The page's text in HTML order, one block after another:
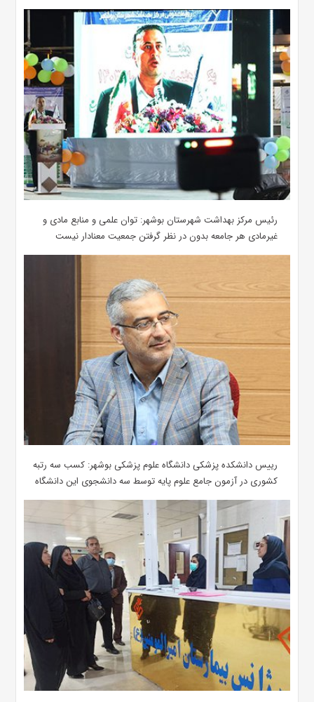
رئیس مرکز بهداشت شهرستان بوشهر: توان علمی و منابع مادی و
غیرمادی هر جامعه بدون در نظر گرفتن جمعیت معنادار نیست
رییس دانشکده پزشکی دانشگاه علوم پزشکی بوشهر: کسب سه رتبه
کشوری در آزمون جامع علوم پایه توسط سه دانشجوی این دانشگاه